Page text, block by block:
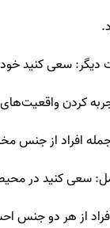
دیگر: سعی کنید
کردن
افراد از جنس
سعی کنید در
از هر دو جنس